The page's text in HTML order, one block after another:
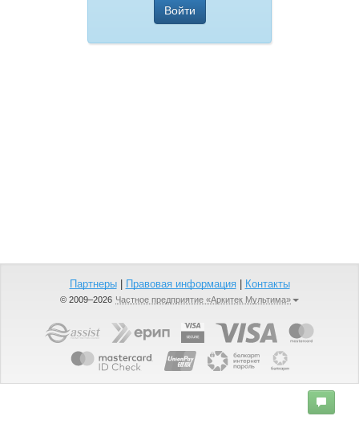
Партнеры| Правовая информация| Контакты
© 2009–2026 Частное предприятие «Аркитек Мультима»